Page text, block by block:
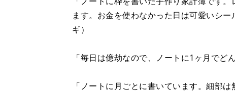
ます。お金を使わなかった日は可愛いシ
ギ）
「毎日は億劫なので、ノートに1ヶ月でど
「ノートに月ごとに書いています。細部